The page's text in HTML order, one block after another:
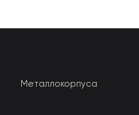
Металлокорпуса